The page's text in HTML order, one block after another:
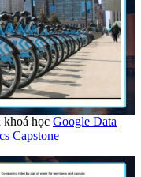
khoá học Google Data
Capstone